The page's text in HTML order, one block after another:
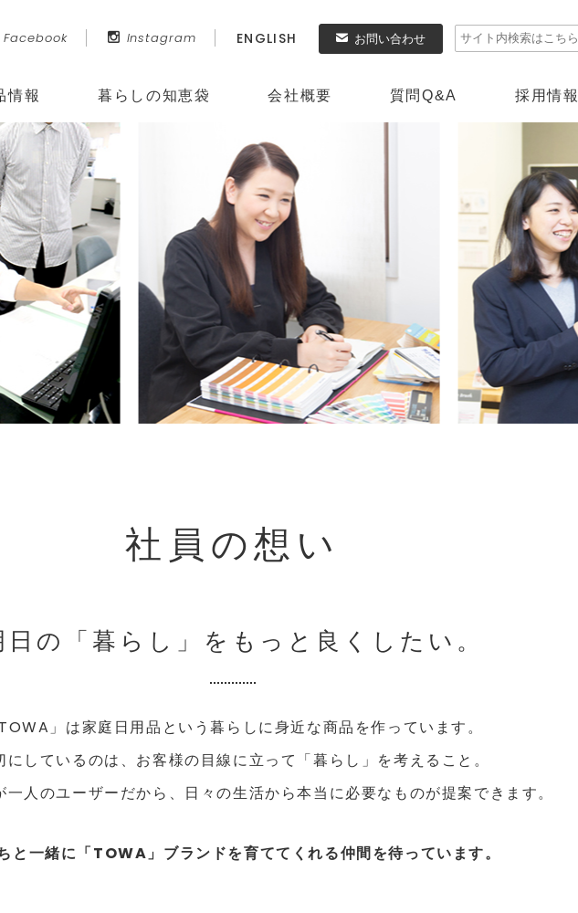
Facebook Instagram ENGLISH
お問い合わせ
情報 暮らしの知恵袋 会社概要 質問Q&A 採用情報
社員の想い
日の「暮らし」を もっと良くしたい。
TOWA」は家庭日用品という暮らしに身近な商品を作っています。
にしているのは、お客様の目線に立って「暮らし」を考えること。
一人のユーザーだから、日々の生活から本当に必要なものが提案できます。
と一緒に「TOWA」ブランドを育ててくれる仲間を待っています。